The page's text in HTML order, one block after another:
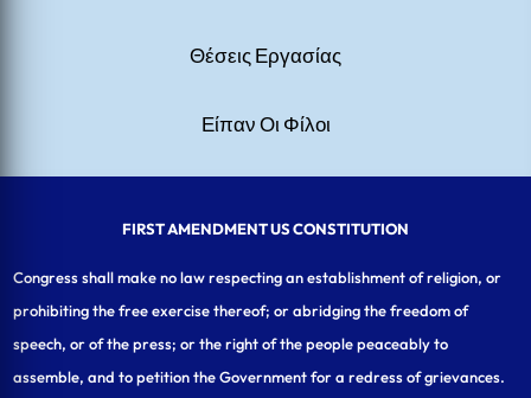
Θέσεις Εργασίας
Είπαν Οι Φίλοι
FIRST AMENDMENT US CONSTITUTION
Congress shall make no law respecting an establishment of religion, or
prohibiting the free exercise thereof; or abridging the freedom of
speech, or of the press; or the right of the people peaceably to
assemble, and to petition the Government for a redress of grievances.